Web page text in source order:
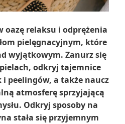
oazę relaksu i odprężenia
pielęgnacyjnym, które
wyjątkowym. Zanurz się
odkryj tajemnice
i peelingów, a także naucz
atmosferę sprzyjającą
Odkryj sposoby na
stała się przyjemnym